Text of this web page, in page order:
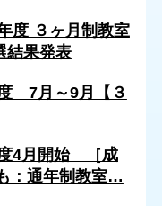
度 ３ヶ月制教室
果発表
7月～9月【３
4月開始 ［成
：通年制教室…